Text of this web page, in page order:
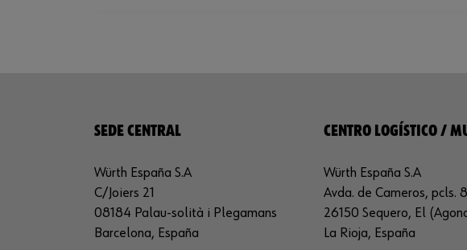
SEDE CENTRAL
Würth España S.A
C/Joiers 21
08184 Palau-solità i Plegamans
Barcelona, España
CENTRO LOGÍSTICO /
Würth España S.A
Avda. de Cameros, pcls.
26150 Sequero, El
La Rioja, España